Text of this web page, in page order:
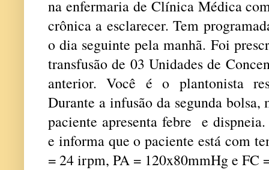
na enfermaria de Clínica Médica
crônica a esclarecer. Tem
o dia seguinte pela manhã. Foi
transfusão de 03 Unidades de
anterior. Você é o plantonista
Durante a infusão da segunda bolsa,
paciente apresenta febre e
e informa que o paciente está com
= 24 irpm, PA = 120x80mmHg e FC